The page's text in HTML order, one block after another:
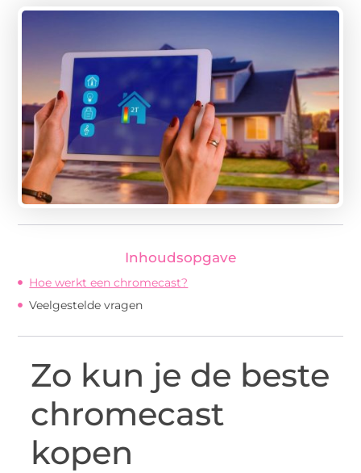
Inhoudsopgave
Hoe werkt een chromecast?
Veelgestelde vragen
Zo kun je de beste
chromecast
kopen